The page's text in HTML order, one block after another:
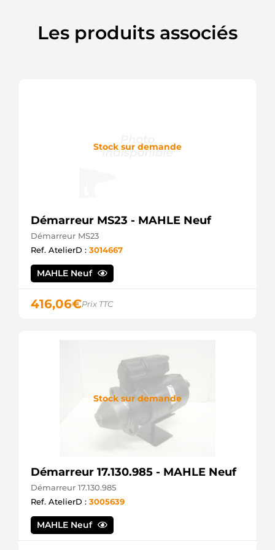
Les produits associés
Stock sur demande
Démarreur MS23 - MAHLE Neuf
Démarreur MS23
Ref. AtelierD : 3014667
MAHLE Neuf
416,06€Prix TTC
Stock sur demande
Démarreur 17.130.985 - MAHLE Neuf
Démarreur 17.130.985
Ref. AtelierD : 3005639
MAHLE Neuf